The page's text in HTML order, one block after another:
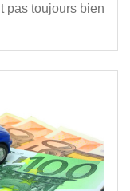
pas toujours bien